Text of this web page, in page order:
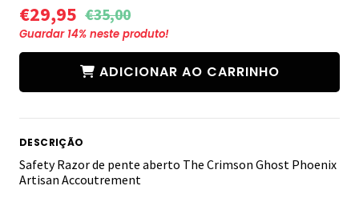
€29,95 €35,00
Guardar 14% neste produto!
ADICIONAR AO CARRINHO
DESCRIÇÃO
Safety Razor de pente aberto The Crimson Ghost Phoenix
Artisan Accoutrement